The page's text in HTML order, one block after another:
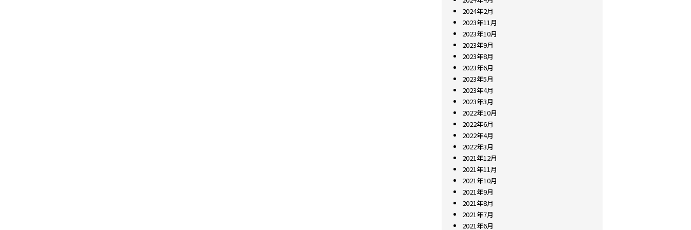
2024年2月
2023年11月
2023年10月
2023年9月
2023年8月
2023年6月
2023年5月
2023年4月
2023年3月
2022年10月
2022年6月
2022年4月
2022年3月
2021年12月
2021年11月
2021年10月
2021年9月
2021年8月
2021年7月
2021年6月